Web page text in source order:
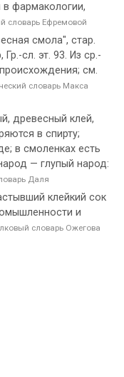
фармакологии,
словарь Ефремовой
смола", стар.
сл. эт. 93. Из ср.-
происхождения; см.
словарь Макса
древесный клей,
в спирту;
в смоленках есть
— глупый народ:
Даля
клейкий сок
и
словарь Ожегова